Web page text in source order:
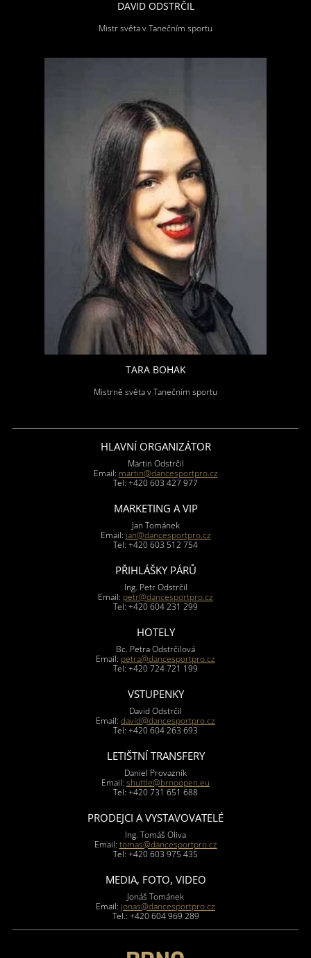
DAVID ODSTRČIL
Mistr světa v Tanečním sportu
TARA BOHAK
Mistrně světa v Tanečním sportu
HLAVNÍ ORGANIZÁTOR
Martin Odstrčil
Email: martin@dancesportpro.cz
Tel: +420 603 427 977
MARKETING A VIP
Jan Tománek
Email: jan@dancesportpro.cz
Tel: +420 603 512 754
PŘIHLÁŠKY PÁRŮ
Ing. Petr Odstrčil
Email: petr@dancesportpro.cz
Tel: +420 604 231 299
HOTELY
Bc. Petra Odstrčilová
Email: petra@dancesportpro.cz
Tel: +420 724 721 199
VSTUPENKY
David Odstrčil
Email: david@dancesportpro.cz
Tel: +420 604 263 693
LETIŠTNÍ TRANSFERY
Daniel Provazník
Email: shuttle@brnoopen.eu
Tel: +420 731 651 688
PRODEJCI A VYSTAVOVATELÉ
Ing. Tomáš Oliva
Email: tomas@dancesportpro.cz
Tel: +420 603 975 435
MEDIA, FOTO, VIDEO
Jonáš Tománek
Email: jonas@dancesportpro.cz
Tel.: +420 604 969 289